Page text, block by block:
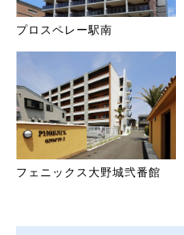
プロスペレー駅南
フェニックス大野城弐番館